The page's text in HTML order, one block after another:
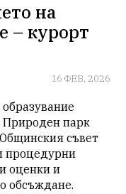
на
– курорт
16 ФЕВ, 2026
Природен парк
съвет
процедурни
оценки и
обсъждане.